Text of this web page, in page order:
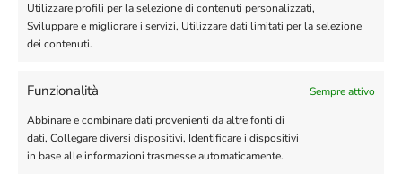
Utilizzare profili per la selezione di contenuti personalizzati,
Sviluppare e migliorare i servizi, Utilizzare dati limitati per la selezione
dei contenuti.
Funzionalità Sempre attivo
Abbinare e combinare dati provenienti da altre fonti di
dati, Collegare diversi dispositivi, Identificare i dispositivi
in base alle informazioni trasmesse automaticamente.
Politica Anti-Spam
Privacy Policy
Imprint
Disconoscimento